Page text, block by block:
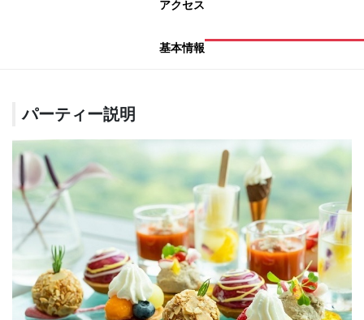
アクセス
基本情報
パーティー説明